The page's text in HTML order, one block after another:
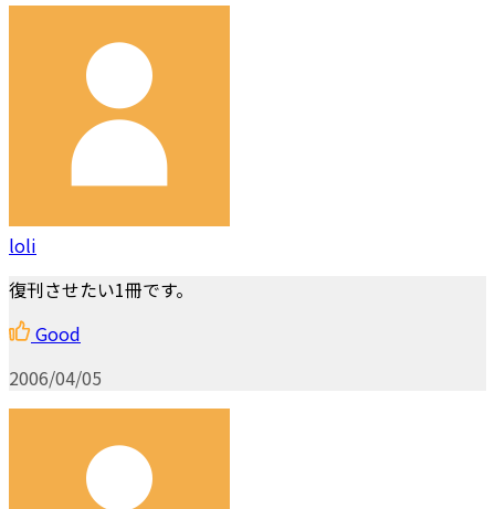
loli
復刊させたい1冊です。
Good
2006/04/05